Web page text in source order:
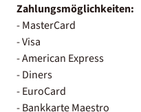
Zahlungsmöglichkeiten:
- MasterCard
- Visa
- American Express
- Diners
- EuroCard
- Bankkarte Maestro